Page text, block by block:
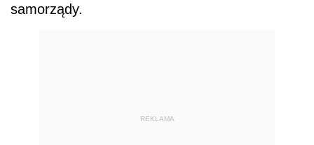
samorządy.
REKLAMA